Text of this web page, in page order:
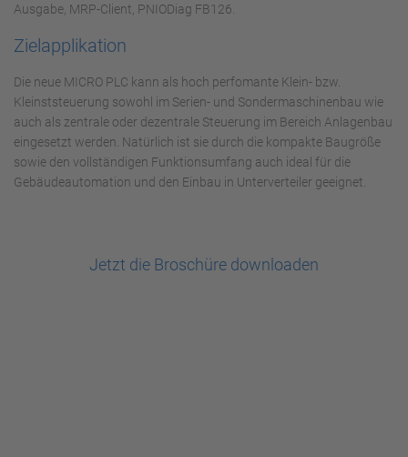
Ausgabe, MRP-Client, PNIODiag FB126.
Zielapplikation
Die neue MICRO PLC kann als hoch perfomante Klein- bzw.
Kleinststeuerung sowohl im Serien- und Sondermaschinenbau wie
auch als zentrale oder dezentrale Steuerung im Bereich Anlagenbau
eingesetzt werden. Natürlich ist sie durch die kompakte Baugröße
sowie den vollständigen Funktionsumfang auch ideal für die
Gebäudeautomation und den Einbau in Unterverteiler geeignet.
Jetzt die Broschüre downloaden